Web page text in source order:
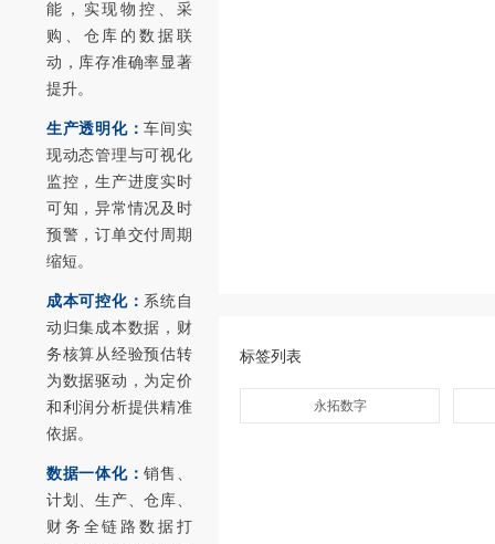
能，实现物控、采
购、仓库的数据联
动，库存准确率显著
提升。
生产透明化：车间实
现动态管理与可视化
监控，生产进度实时
可知，异常情况及时
预警，订单交付周期
缩短。
成本可控化： 系统自
动归集成本数据，财
务核算从经验预估转
为数据驱动，为定价
和利润分析提供精准
依据。
数据一体化：销售、
计划、生产、仓库、
财务全链路数据打
标签列表
永拓数字